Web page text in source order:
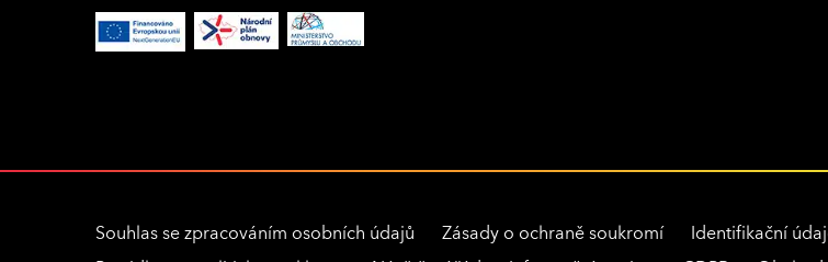
Souhlas se zpracováním osobních údajů Zásady o ochraně soukromí Identifikační